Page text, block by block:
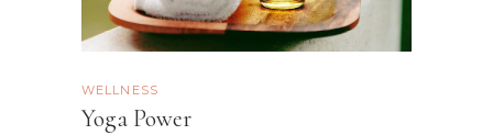
WELLNESS
Yoga Power